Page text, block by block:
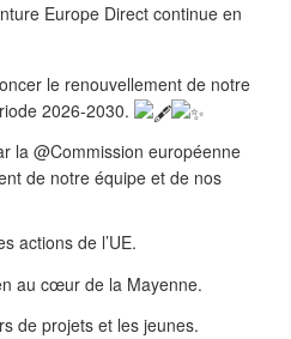
Europe Direct continue en
le renouvellement de notre
2026-2030.
la @Commission européenne
de notre équipe et de nos
actions de l’UE.
au cœur de la Mayenne.
de projets et les jeunes.